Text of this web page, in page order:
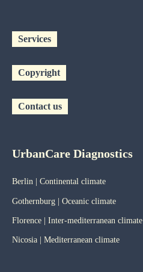
Services
Copyright
Contact us
UrbanCare Diagnostics
Berlin | Continental climate
Gothernburg | Oceanic climate
Florence | Inter-mediterranean climate
Nicosia | Mediterranean climate